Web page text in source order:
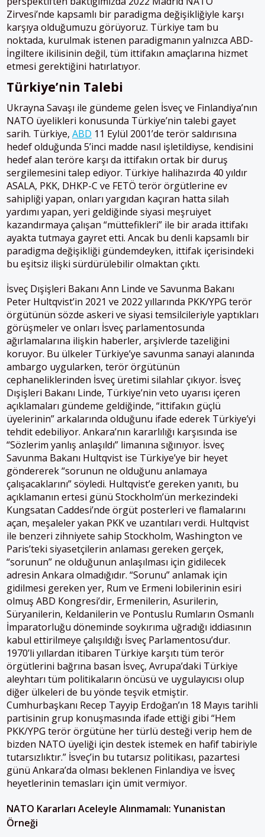
Zirvesi’nde kapsamlı bir paradigma değişikliğiyle karşı
karşıya olduğumuzu görüyoruz. Türkiye tam bu
noktada, kurulmak istenen paradigmanın yalnızca ABD-
İngiltere ikilisinin değil, tüm ittifakın amaçlarına hizmet
etmesi gerektiğini hatırlatıyor.
Türkiye’nin Talebi
Ukrayna Savaşı ile gündeme gelen İsveç ve Finlandiya’nın
NATO üyelikleri konusunda Türkiye’nin talebi gayet
sarih. Türkiye, ABD 11 Eylül 2001’de terör saldırısına
hedef olduğunda 5’inci madde nasıl işletildiyse, kendisini
hedef alan teröre karşı da ittifakın ortak bir duruş
sergilemesini talep ediyor. Türkiye halihazırda 40 yıldır
ASALA, PKK, DHKP-C ve FETÖ terör örgütlerine ev
sahipliği yapan, onları yargıdan kaçıran hatta silah
yardımı yapan, yeri geldiğinde siyasi meşruiyet
kazandırmaya çalışan “müttefikleri” ile bir arada ittifakı
ayakta tutmaya gayret etti. Ancak bu denli kapsamlı bir
paradigma değişikliği gündemdeyken, ittifak içerisindeki
bu eşitsiz ilişki sürdürülebilir olmaktan çıktı.
İsveç Dışişleri Bakanı Ann Linde ve Savunma Bakanı
Peter Hultqvist’in 2021 ve 2022 yıllarında PKK/YPG terör
örgütünün sözde askeri ve siyasi temsilcileriyle yaptıkları
görüşmeler ve onları İsveç parlamentosunda
ağırlamalarına ilişkin haberler, arşivlerde tazeliğini
koruyor. Bu ülkeler Türkiye’ye savunma sanayi alanında
ambargo uygularken, terör örgütünün
cephaneliklerinden İsveç üretimi silahlar çıkıyor. İsveç
Dışişleri Bakanı Linde, Türkiye’nin veto uyarısı içeren
açıklamaları gündeme geldiğinde, “ittifakın güçlü
üyelerinin” arkalarında olduğunu ifade ederek Türkiye’yi
tehdit edebiliyor. Ankara’nın kararlılığı karşısında ise
“Sözlerim yanlış anlaşıldı” limanına sığınıyor. İsveç
Savunma Bakanı Hultqvist ise Türkiye’ye bir heyet
göndererek “sorunun ne olduğunu anlamaya
çalışacaklarını” söyledi. Hultqvist’e gereken yanıtı, bu
açıklamanın ertesi günü Stockholm’ün merkezindeki
Kungsatan Caddesi’nde örgüt posterleri ve flamalarını
açan, meşaleler yakan PKK ve uzantıları verdi. Hultqvist
ile benzeri zihniyete sahip Stockholm, Washington ve
Paris’teki siyasetçilerin anlaması gereken gerçek,
“sorunun” ne olduğunun anlaşılması için gidilecek
adresin Ankara olmadığıdır. “Sorunu” anlamak için
gidilmesi gereken yer, Rum ve Ermeni lobilerinin esiri
olmuş ABD Kongresi’dir, Ermenilerin, Asurilerin,
Süryanilerin, Keldanilerin ve Pontuslu Rumların Osmanlı
İmparatorluğu döneminde soykırıma uğradığı iddiasının
kabul ettirilmeye çalışıldığı İsveç Parlamentosu’dur.
1970’li yıllardan itibaren Türkiye karşıtı tüm terör
örgütlerini bağrına basan İsveç, Avrupa’daki Türkiye
aleyhtarı tüm politikaların öncüsü ve uygulayıcısı olup
diğer ülkeleri de bu yönde teşvik etmiştir.
Cumhurbaşkanı Recep Tayyip Erdoğan’ın 18 Mayıs tarihli
partisinin grup konuşmasında ifade ettiği gibi “Hem
PKK/YPG terör örgütüne her türlü desteği verip hem de
bizden NATO üyeliği için destek istemek en hafif tabiriyle
tutarsızlıktır.” İsveç’in bu tutarsız politikası, pazartesi
günü Ankara’da olması beklenen Finlandiya ve İsveç
heyetlerinin temasları için ümit vermiyor.
NATO Kararları Aceleyle Alınmamalı: Yunanistan
Örneği